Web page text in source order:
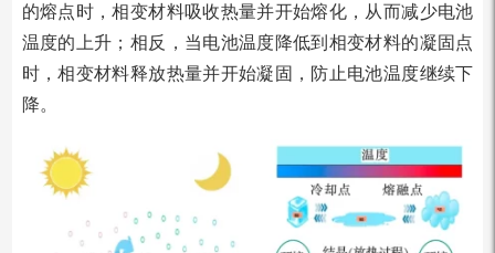
的熔点时，相变材料吸收热量并开始熔化，从而减少电池
温度的上升；相反，当电池温度降低到相变材料的凝固点
时，相变材料释放热量并开始凝固，防止电池温度继续下
降。